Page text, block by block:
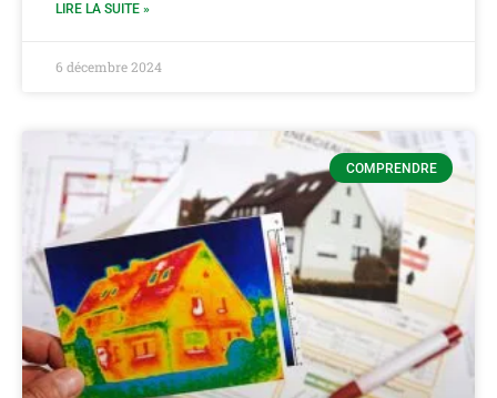
LIRE LA SUITE »
6 décembre 2024
COMPRENDRE